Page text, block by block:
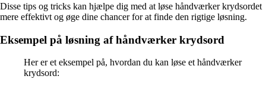
Disse tips og tricks kan hjælpe dig med at løse håndværker krydsordet
mere effektivt og øge dine chancer for at finde den rigtige løsning.
Eksempel på løsning af håndværker krydsord
Her er et eksempel på, hvordan du kan løse et håndværker
krydsord: